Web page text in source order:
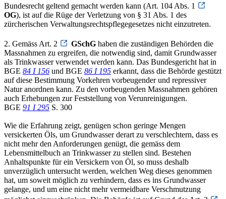
Bundesrecht geltend gemacht werden kann (Art. 104 Abs. 1
OG), ist auf die Rüge der Verletzung von § 31 Abs. 1 des
zürcherischen Verwaltungsrechtspflegegesetzes nicht einzutreten.
2. Gemäss Art. 2 GSchG haben die zuständigen Behörden die
Massnahmen zu ergreifen, die notwendig sind, damit Grundwasser
als Trinkwasser verwendet werden kann. Das Bundesgericht hat in
BGE 84 I 156 und BGE 86 I 195 erkannt, dass die Behörde gestützt
auf diese Bestimmung Vorkehren vorbeugender und repressiver
Natur anordnen kann. Zu den vorbeugenden Massnahmen gehören
auch Erhebungen zur Feststellung von Verunreinigungen.
BGE 91 I 295 S. 300
Wie die Erfahrung zeigt, genügen schon geringe Mengen
versickerten Öls, um Grundwasser derart zu verschlechtern, dass es
nicht mehr den Anforderungen genügt, die gemäss dem
Lebensmittelbuch an Trinkwasser zu stellen sind. Bestehen
Anhaltspunkte für ein Versickern von Öl, so muss deshalb
unverzüglich untersucht werden, welchen Weg dieses genommen
hat, um soweit möglich zu verhindern, dass es ins Grundwasser
gelange, und um eine nicht mehr vermeidbare Verschmutzung